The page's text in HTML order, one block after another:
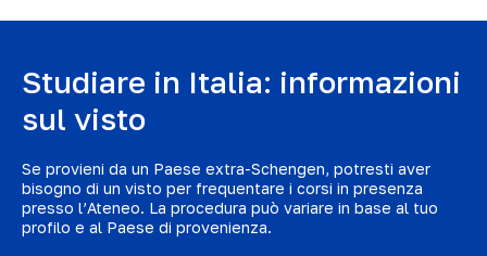
Studiare in Italia: informazioni
sul visto
Se provieni da un Paese extra-Schengen, potresti aver
bisogno di un visto per frequentare i corsi in presenza
presso l’Ateneo. La procedura può variare in base al tuo
profilo e al Paese di provenienza.